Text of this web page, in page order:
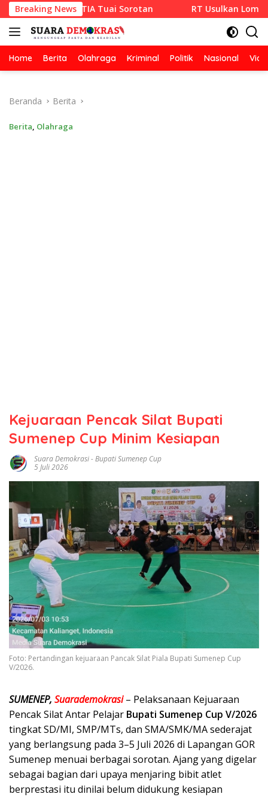
Langsung
ke
konten
Breaking News
SETIA Tuai Sorotan RT Usulkan Lomba
Home Berita Olahraga Kriminal Politik Nasional
Beranda Berita
Berita, Olahraga
Kejuaraan Pencak Silat Bupati
Sumenep Cup Minim Kesiapan
Suara Demokrasi-Bupati Sumenep Cup
5 Juli 2026
Foto: Pertandingan kejuaraan Pancak Silat Piala Bupati Sumenep Cup
V/2026.
SUMENEP, Suarademokrasi – Pelaksanaan Kejuaraan
Pencak Silat Antar Pelajar Bupati Sumenep Cup V/2026
tingkat SD/MI, SMP/MTs, dan SMA/SMK/MA sederajat
yang berlangsung pada 3–5 Juli 2026 di Lapangan GOR
Sumenep menuai berbagai sorotan. Ajang yang digelar
sebagai bagian dari upaya menjaring bibit atlet
berprestasi itu dinilai belum didukung kesiapan